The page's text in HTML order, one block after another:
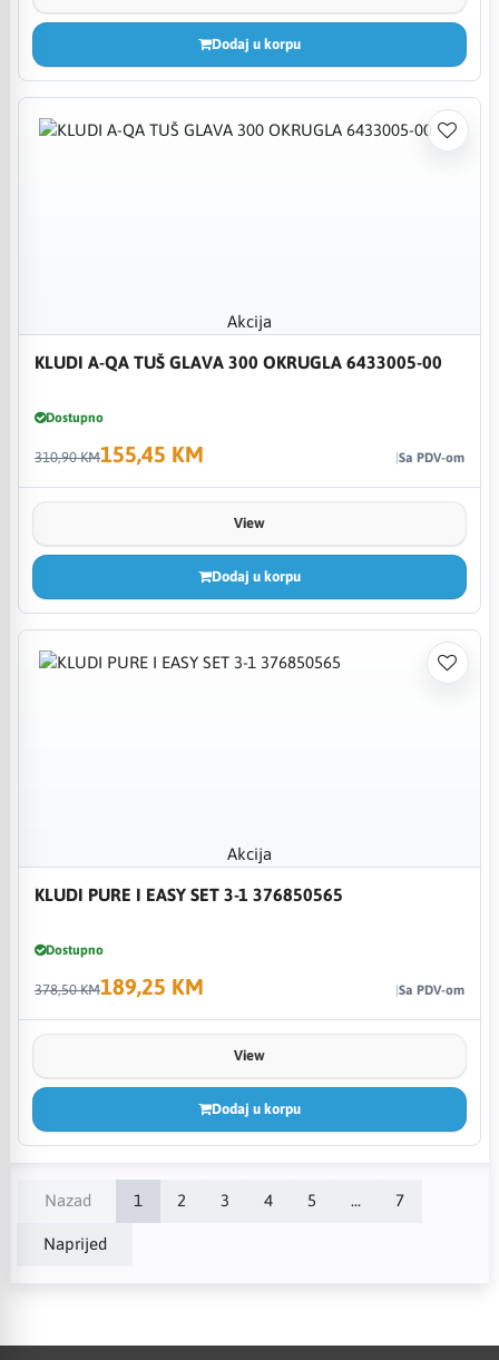
Dodaj u korpu
Akcija
KLUDI A-QA TUŠ GLAVA 300 OKRUGLA 6433005-00
Dostupno
310,90 KM155,45 KM Sa PDV-om
View
Dodaj u korpu
Akcija
KLUDI PURE I EASY SET 3-1 376850565
Dostupno
378,50 KM189,25 KM Sa PDV-om
View
Dodaj u korpu
Nazad 1 2 3 4 5 ... 7
Naprijed